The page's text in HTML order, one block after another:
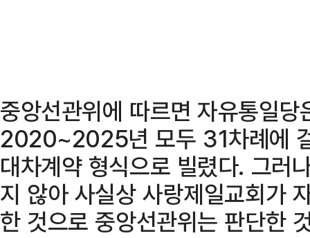
중앙선관위에 따르면 자유통일
2020~2025년 모두 31차례에
대차계약 형식으로 빌렸다. 그러
지 않아 사실상 사랑제일교회가
한 것으로 중앙선관위는 판단한